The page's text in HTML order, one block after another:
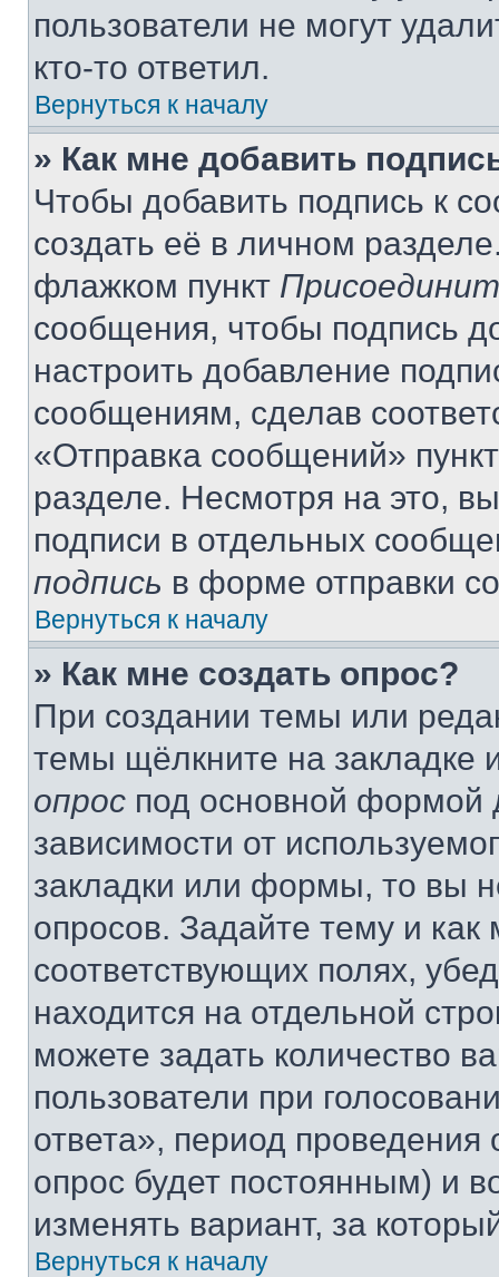
пользователи не могут
кто-то ответил.
Вернуться к началу
» Как мне добавить
Чтобы добавить подпись к
создать её в личном
флажком пункт
сообщения, чтобы подпись
настроить добавление
сообщениям, сделав
«Отправка сообщений»
разделе. Несмотря на это,
подписи в отдельных
подпись в форме отправки
Вернуться к началу
» Как мне создать опрос?
При создании темы или
темы щёлкните на
опрос под основной формой
зависимости от
закладки или формы, то вы
опросов. Задайте тему и
соответствующих полях,
находится на отдельной
можете задать количество
пользователи при
ответа», период проведения
опрос будет постоянным) и
изменять вариант, за
Вернуться к началу